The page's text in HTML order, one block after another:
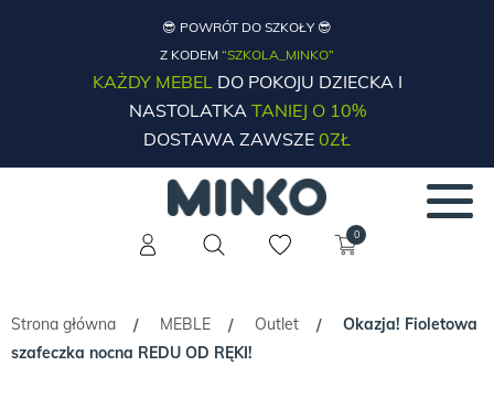
😎 POWRÓT DO SZKOŁY 😎
Z KODEM “SZKOLA_MINKO”
KAŻDY MEBELDO POKOJU DZIECKA I
NASTOLATKATANIEJ O 10%
DOSTAWA ZAWSZE 0ZŁ
0
Strona główna / MEBLE / Outlet /
Okazja! Fioletowa
szafeczka nocna REDU OD RĘKI!